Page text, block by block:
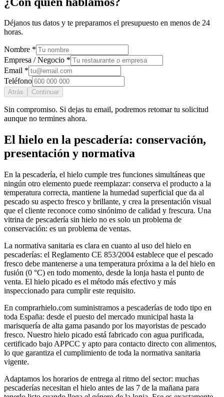
Déjanos tus datos y te preparamos el presupuesto en menos de 24
horas.
Nombre *
Empresa / Negocio *
Email *
Teléfono
Atrás Continuar
Sin compromiso. Si dejas tu email, podremos retomar tu solicitud
aunque no termines ahora.
El hielo en la pescadería: conservación,
presentación y normativa
En la pescadería, el hielo cumple tres funciones simultáneas que
ningún otro elemento puede reemplazar: conserva el producto a la
temperatura correcta, mantiene la humedad superficial que da al
pescado su aspecto fresco y brillante, y crea la presentación visual
que el cliente reconoce como sinónimo de calidad y frescura. Una
vitrina de pescadería sin hielo no es solo un problema de
conservación: es un problema de ventas.
La normativa sanitaria es clara en cuanto al uso del hielo en
pescaderías: el Reglamento CE 853/2004 establece que el pescado
fresco debe mantenerse a una temperatura próxima a la del hielo en
fusión (0 °C) en todo momento, desde la lonja hasta el punto de
venta. El hielo picado es el método más efectivo y más
inspeccionado para cumplir este requisito.
En comprarhielo.com suministramos a pescaderías de todo tipo en
toda España: desde el puesto del mercado municipal hasta la
marisquería de alta gama pasando por los mayoristas de pescado
fresco. Nuestro hielo picado está fabricado con agua purificada,
certificado bajo APPCC y apto para contacto directo con alimentos,
lo que garantiza el cumplimiento de toda la normativa sanitaria
vigente.
Adaptamos los horarios de entrega al ritmo del sector: muchas
pescaderías necesitan el hielo antes de las 7 de la mañana para